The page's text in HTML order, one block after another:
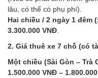
lâu, có thể có phụ phí).
Hai chiều / 2 ngày 1 đêm
3.300.000 VNĐ
2. Giá thuê xe 7 chỗ (có
Một chiều (Sài Gòn – Trà
1.500.000 VNĐ –